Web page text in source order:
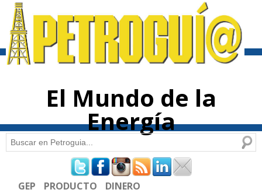
contenido
El Mundo de la
Energía
Formulario de búsqueda
Buscar
GEP PRODUCTO DINERO